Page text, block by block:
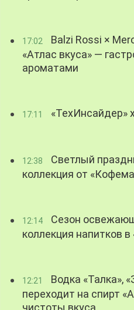
17:02
Balzi Rossi ×
«Атлас вкуса» —
ароматами
17:11 «ТехИнсайдер»
12:38
Светлый
коллекция от
12:14
Сезон
коллекция напитков
12:21
Водка «Талка»,
переходит на спирт